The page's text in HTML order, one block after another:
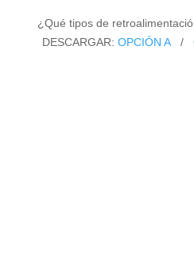
¿Qué tipos de
DESCARGAR: OPCIÓN A/